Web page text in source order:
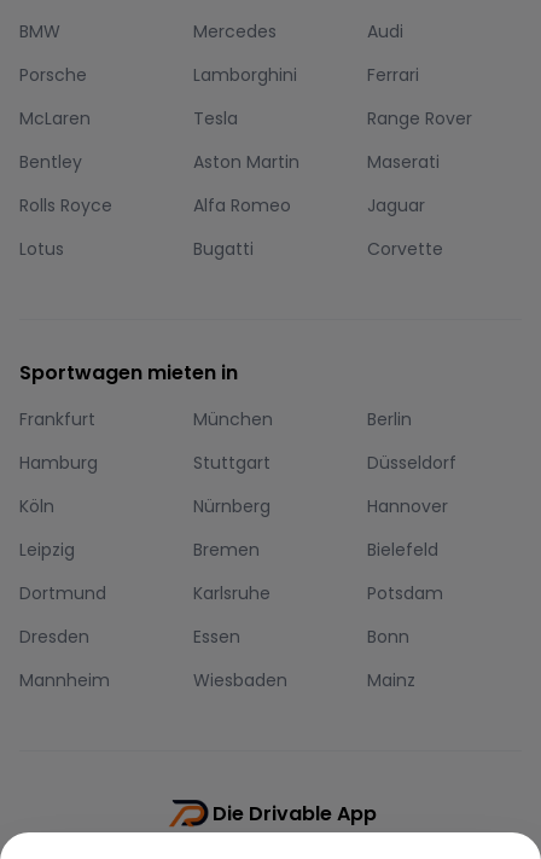
BMW Mercedes
Audi
Porsche
Lamborghini
Ferrari
McLaren
Tesla
Range Rover
Bentley
Aston Martin
Maserati
Rolls Royce
Alfa Romeo
Jaguar
Lotus
Bugatti Corvette
Sportwagen mieten in
Frankfurt München
Berlin
Hamburg
Stuttgart
Düsseldorf
Köln
Nürnberg
Hannover
Leipzig
Bremen
Bielefeld
Dortmund
Karlsruhe
Potsdam
Dresden
Essen
Bonn
Mannheim
Wiesbaden Mainz
Die Drivable App